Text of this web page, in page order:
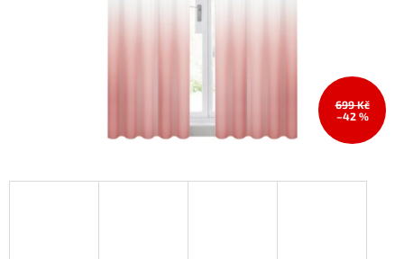
699 Kč
–42 %